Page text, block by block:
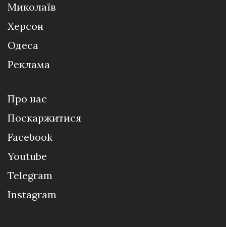
Миколаїв
Херсон
Одеса
Реклама
Про нас
Поскаржитися
Facebook
Youtube
Telegram
Instagram